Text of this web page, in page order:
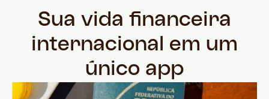
Sua vida financeira
internacional em um
único app